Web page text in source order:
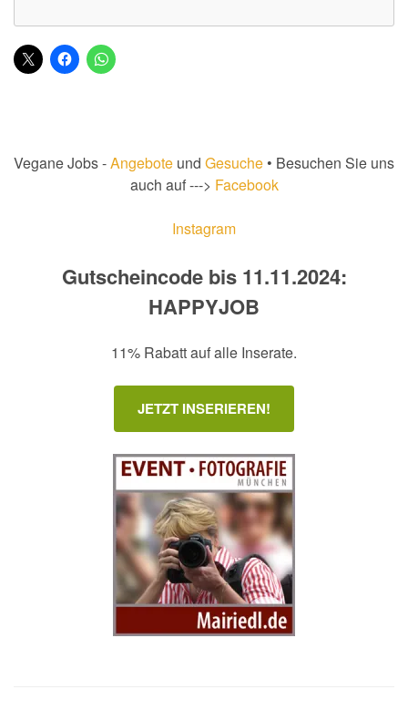
Vegane Jobs -Angebote und Gesuche • Besuchen Sie uns
auch auf ---> Facebook
Instagram
Gutscheincode bis 11.11.2024:
HAPPYJOB
11% Rabatt auf alle Inserate.
JETZT INSERIEREN!